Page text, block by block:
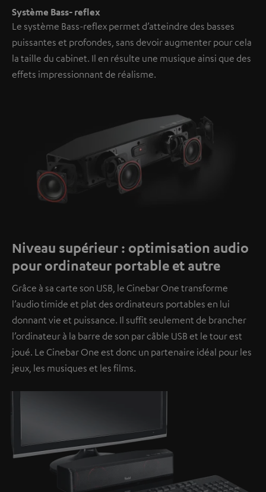
Système Bass- reflex
Le système Bass-reflex permet d’atteindre des basses
puissantes et profondes, sans devoir augmenter pour cela
la taille du cabinet. Il en résulte une musique ainsi que des
effets impressionnant de réalisme.
Niveau supérieur : optimisation audio
pour ordinateur portable et autre
Grâce à sa carte son USB, le Cinebar One transforme
l’audio timide et plat des ordinateurs portables en lui
donnant vie et puissance. Il suffit seulement de brancher
l’ordinateur à la barre de son par câble USB et le tour est
joué. Le Cinebar One est donc un partenaire idéal pour les
jeux, les musiques et les films.